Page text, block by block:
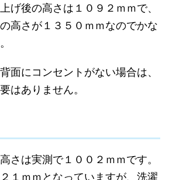
げ後の高さは１０９２ｍｍで、
高さが１３５０ｍｍなのでかな
面にコンセントがない場合は、
はありません。
さは実測で１００２ｍｍです。
１ｍｍとなっていますが、洗濯